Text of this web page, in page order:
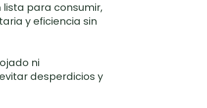
para consumir,
y eficiencia sin
ni
desperdicios y